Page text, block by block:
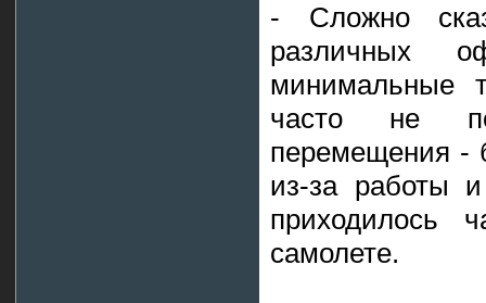
- Сложно
различных
минимальные
часто не
перемещения -
из-за работы
приходилось
самолете.